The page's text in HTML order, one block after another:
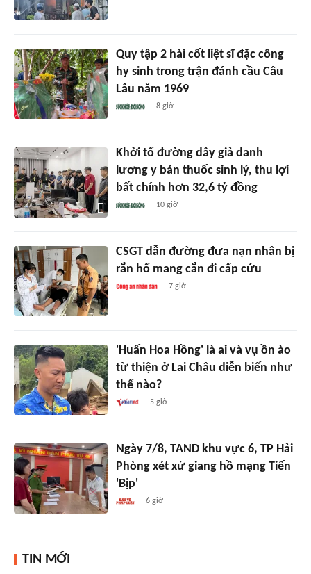
Quy tập 2 hài cốt liệt sĩ đặc công
hy sinh trong trận đánh cầu Câu
Lâu năm 1969
8 giờ
Khởi tố đường dây giả danh
lương y bán thuốc sinh lý, thu lợi
bất chính hơn 32,6 tỷ đồng
10 giờ
CSGT dẫn đường đưa nạn nhân bị
rắn hổ mang cắn đi cấp cứu
7 giờ
'Huấn Hoa Hồng' là ai và vụ ồn ào
từ thiện ở Lai Châu diễn biến như
thế nào?
5 giờ
Ngày 7/8, TAND khu vực 6, TP Hải
Phòng xét xử giang hồ mạng Tiến
'Bịp'
6 giờ
TIN MỚI